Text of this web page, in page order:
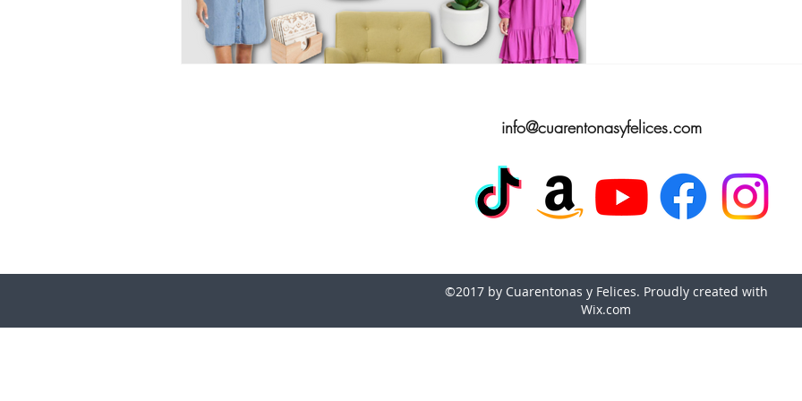
Bolsos de Diseñador Zapatos para Mujeres de 40 años
Ofertas Banana Republic Amazon Fashion
info@cuarentonasyfelices.com
©2017 by Cuarentonas y Felices. Proudly created with
Wix.com